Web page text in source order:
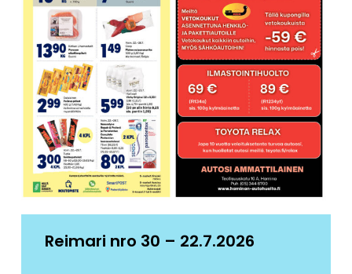
Reimari nro 30 – 22.7.2026